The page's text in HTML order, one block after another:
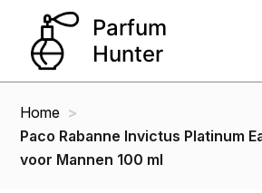
Home
Paco Rabanne Invictus Platinum
voor Mannen 100 ml